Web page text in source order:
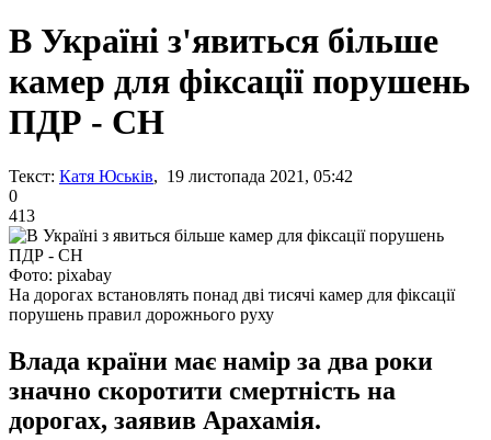
В Україні з'явиться більше
камер для фіксації порушень
ПДР - СН
Текст: Катя Юськів, 19 листопада 2021, 05:42
0
413
Фото: pixabay
На дорогах встановлять понад дві тисячі камер для фіксації
порушень правил дорожнього руху
Влада країни має намір за два роки
значно скоротити смертність на
дорогах, заявив Арахамія.